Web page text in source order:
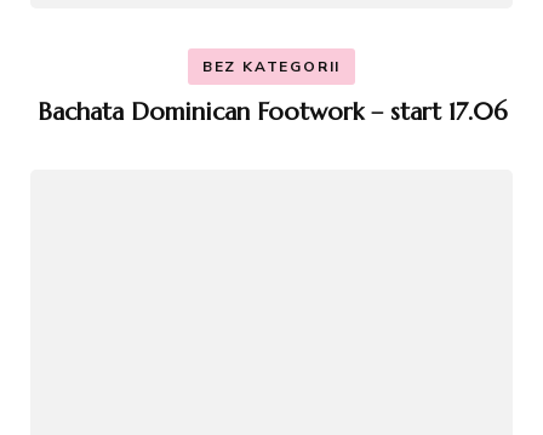
BEZ KATEGORII
Bachata Dominican Footwork – start 17.06